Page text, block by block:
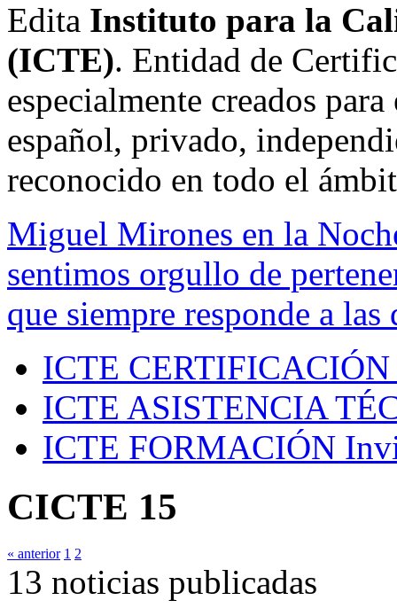
Edita Instituto para la
(ICTE). Entidad de
especialmente creados
español, privado,
reconocido en todo el
Miguel Mirones en la
sentimos orgullo de
que siempre responde a
ICTE CERTIFICACIÓN
ICTE ASISTENCIA
ICTE FORMACIÓN
CICTE 15
« anterior 1 2
13 noticias publicadas